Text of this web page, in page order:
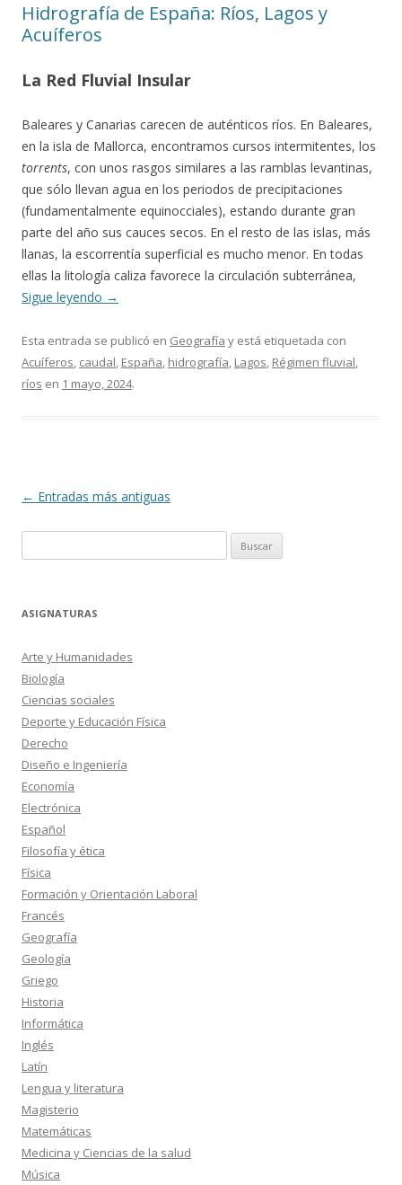
Hidrografía de España: Ríos, Lagos y
Acuíferos
La Red Fluvial Insular
Baleares y Canarias carecen de auténticos ríos. En Baleares,
en la isla de Mallorca, encontramos cursos intermitentes, los
torrents, con unos rasgos similares a las ramblas levantinas,
que sólo llevan agua en los periodos de precipitaciones
(fundamentalmente equinocciales), estando durante gran
parte del año sus cauces secos. En el resto de las islas, más
llanas, la escorrentía superficial es mucho menor. En todas
ellas la litología caliza favorece la circulación subterránea,
Sigue leyendo →
Esta entrada se publicó en Geografía y está etiquetada con
Acuíferos, caudal, España, hidrografía, Lagos, Régimen fluvial,
ríos en 1 mayo, 2024.
Navegación
← Entradas más antiguas
ASIGNATURAS
Arte y Humanidades
Biología
Ciencias sociales
Deporte y Educación Física
Derecho
Diseño e Ingeniería
Economía
Electrónica
Español
Filosofía y ética
Física
Formación y Orientación Laboral
Francés
Geografía
Geología
Griego
Historia
Informática
Inglés
Latín
Lengua y literatura
Magisterio
Matemáticas
Medicina y Ciencias de la salud
Música